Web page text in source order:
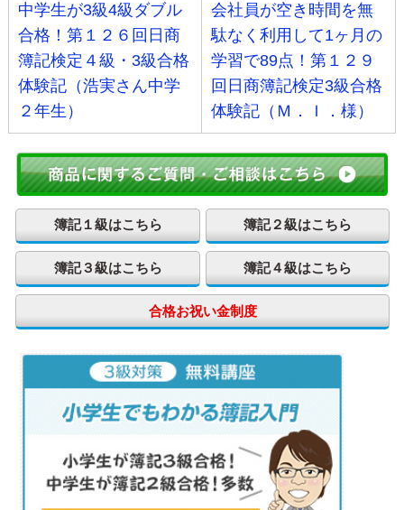
中学生が3級4級ダブル
合格！第１２６回日商
簿記検定４級・3級合格
体験記（浩実さん中学
２年生）
会社員が空き時間を無
駄なく利用して1ヶ月の
学習で89点！第１２９
回日商簿記検定3級合格
体験記（Ｍ．Ｉ．様）
簿記１級はこちら 簿記２級はこちら
簿記３級はこちら 簿記４級はこちら
合格お祝い金制度